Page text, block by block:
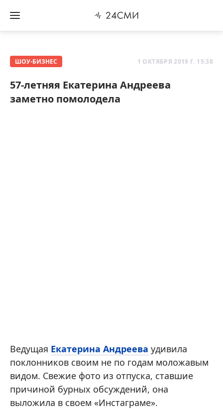
ШОУ-БИЗНЕС 1 ОКТЯБРЯ 2019 Г. 15:38
57-летняя Екатерина Андреева
заметно помолодела
Ведущая Екатерина Андреева удивила
поклонников своим не по годам моложавым
видом. Свежие фото из отпуска, ставшие
причиной бурных обсуждений, она
выложила в своем «Инстаграме».